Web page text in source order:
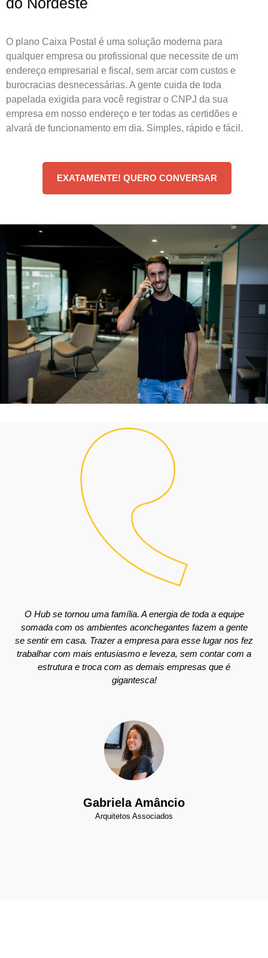
O plano Caixa Postal é uma solução moderna para
qualquer empresa ou profissional que necessite de um
endereço empresarial e fiscal, sem arcar com custos e
burocracias desnecessárias. A gente cuida de toda
papelada exigida para você registrar o CNPJ da sua
empresa em nosso endereço e ter todas as certidões e
alvará de funcionamento em dia. Simples, rápido e fácil.
EXATAMENTE! QUERO CONVERSAR
Gabriela Amâncio
Arquitetos Associados
O Hub se tornou uma família. A energia de toda a equipe
somada com os ambientes aconchegantes fazem a gente
se sentir em casa. Trazer a empresa para esse lugar nos fez
trabalhar com mais entusiasmo e leveza, sem contar com a
estrutura e troca com as demais empresas que é
gigantesca!